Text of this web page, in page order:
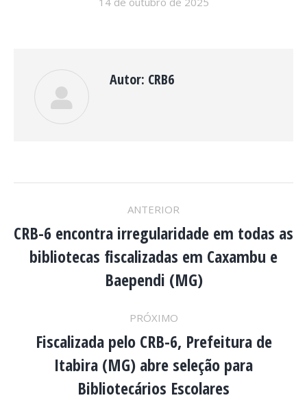
Autor: CRB6
NAVEGAÇÃO
DE
ANTERIOR
Post
anterior:
CRB-6 encontra irregularidade em todas as
bibliotecas fiscalizadas em Caxambu e
Baependi (MG)
PRÓXIMO
Próximo
post:
Fiscalizada pelo CRB-6, Prefeitura de
Itabira (MG) abre seleção para
Bibliotecários Escolares